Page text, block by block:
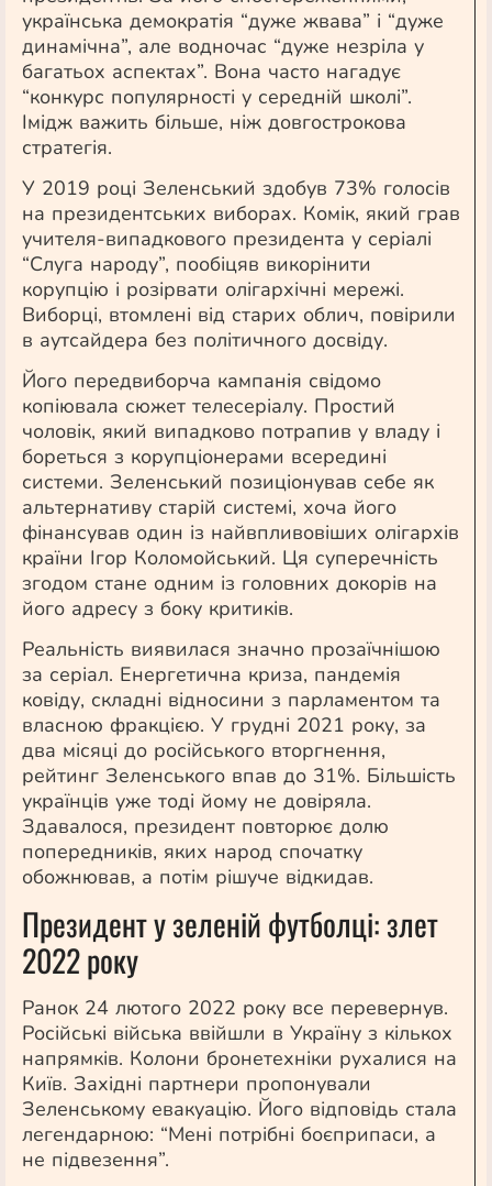
українська демократія “дуже жвава” і “дуже
динамічна”, але водночас “дуже незріла у
багатьох аспектах”. Вона часто нагадує
“конкурс популярності у середній школі”.
Імідж важить більше, ніж довгострокова
стратегія.
У 2019 році Зеленський здобув 73% голосів
на президентських виборах. Комік, який грав
учителя-випадкового президента у серіалі
“Слуга народу”, пообіцяв викорінити
корупцію і розірвати олігархічні мережі.
Виборці, втомлені від старих облич, повірили
в аутсайдера без політичного досвіду.
Його передвиборча кампанія свідомо
копіювала сюжет телесеріалу. Простий
чоловік, який випадково потрапив у владу і
бореться з корупціонерами всередині
системи. Зеленський позиціонував себе як
альтернативу старій системі, хоча його
фінансував один із найвпливовіших олігархів
країни Ігор Коломойський. Ця суперечність
згодом стане одним із головних докорів на
його адресу з боку критиків.
Реальність виявилася значно прозаїчнішою
за серіал. Енергетична криза, пандемія
ковіду, складні відносини з парламентом та
власною фракцією. У грудні 2021 року, за
два місяці до російського вторгнення,
рейтинг Зеленського впав до 31%. Більшість
українців уже тоді йому не довіряла.
Здавалося, президент повторює долю
попередників, яких народ спочатку
обожнював, а потім рішуче відкидав.
Президент у зеленій футболці: злет
2022 року
Ранок 24 лютого 2022 року все перевернув.
Російські війська ввійшли в Україну з кількох
напрямків. Колони бронетехніки рухалися на
Київ. Західні партнери пропонували
Зеленському евакуацію. Його відповідь стала
легендарною: “Мені потрібні боєприпаси, а
не підвезення”.